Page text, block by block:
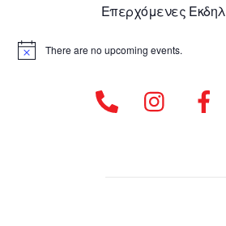
Επερχόμενες
There are no upcoming events.